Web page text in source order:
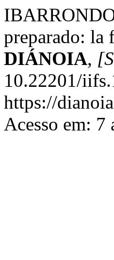
preparado: la
DIÁNOIA,
10.22201/
https://
Acesso em: 7